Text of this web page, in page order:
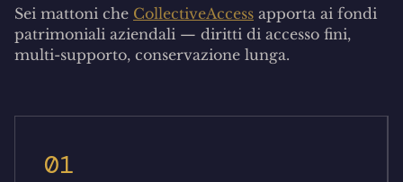
Sei mattoni che CollectiveAccess apporta ai fondi
patrimoniali aziendali — diritti di accesso fini,
multi-supporto, conservazione lunga.
01